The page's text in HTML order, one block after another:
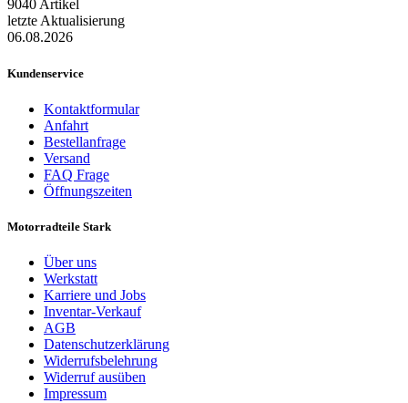
9040 Artikel
letzte Aktualisierung
06.08.2026
Kundenservice
Kontaktformular
Anfahrt
Bestellanfrage
Versand
FAQ Frage
Öffnungszeiten
Motorradteile Stark
Über uns
Werkstatt
Karriere und Jobs
Inventar-Verkauf
AGB
Datenschutzerklärung
Widerrufsbelehrung
Widerruf ausüben
Impressum